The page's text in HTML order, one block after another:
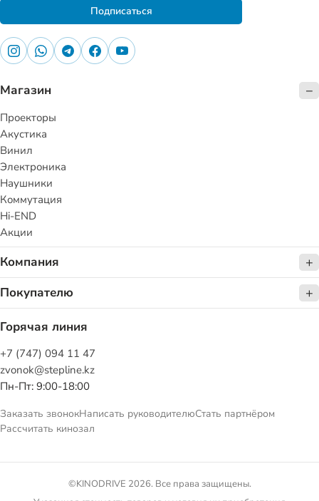
Подписаться
Магазин
Проекторы
Акустика
Винил
Электроника
Наушники
Коммутация
Hi-END
Акции
Компания
Покупателю
Горячая линия
+7 (747) 094 11 47
zvonok@stepline.kz
Пн-Пт: 9:00-18:00
Заказать звонокНаписать руководителюСтать партнёром
Рассчитать кинозал
©KINODRIVE 2026. Все права защищены.